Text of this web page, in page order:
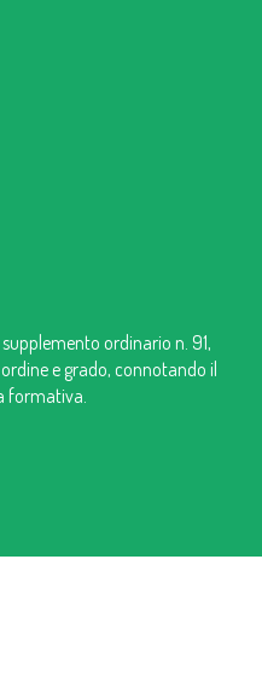
ordinario n. 91,
e grado, connotando il
formativa.